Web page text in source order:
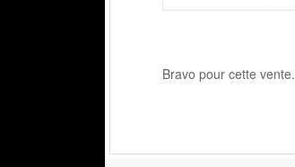
Bravo pour cette vente.